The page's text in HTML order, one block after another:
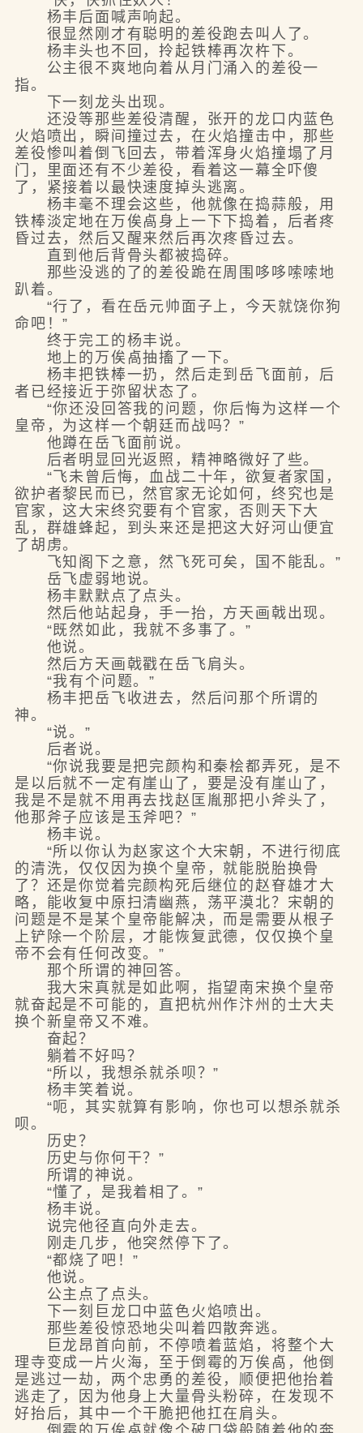
杨丰后面喊声响起。
很显然刚才有聪明的差役跑去叫人了。
杨丰头也不回，拎起铁棒再次杵下。
公主很不爽地向着从月门涌入的差役一
指。
下一刻龙头出现。
还没等那些差役清醒，张开的龙口内蓝色
火焰喷出，瞬间撞过去，在火焰撞击中，那些
差役惨叫着倒飞回去，带着浑身火焰撞塌了月
门，里面还有不少差役，看着这一幕全吓傻
了，紧接着以最快速度掉头逃离。
杨丰毫不理会这些，他就像在捣蒜般，用
铁棒淡定地在万俟卨身上一下下捣着，后者疼
昏过去，然后又醒来然后再次疼昏过去。
直到他后背骨头都被捣碎。
那些没逃的了的差役跪在周围哆哆嗦嗦地
趴着。
“行了，看在岳元帅面子上，今天就饶你狗
命吧！”
终于完工的杨丰说。
地上的万俟卨抽搐了一下。
杨丰把铁棒一扔，然后走到岳飞面前，后
者已经接近于弥留状态了。
“你还没回答我的问题，你后悔为这样一个
皇帝，为这样一个朝廷而战吗？”
他蹲在岳飞面前说。
后者明显回光返照，精神略微好了些。
“飞未曾后悔，血战二十年，欲复者家国，
欲护者黎民而已，然官家无论如何，终究也是
官家，这大宋终究要有个官家，否则天下大
乱，群雄蜂起，到头来还是把这大好河山便宜
了胡虏。
飞知阁下之意，然飞死可矣，国不能乱。”
岳飞虚弱地说。
杨丰默默点了点头。
然后他站起身，手一抬，方天画戟出现。
“既然如此，我就不多事了。”
他说。
然后方天画戟戳在岳飞肩头。
“我有个问题。”
杨丰把岳飞收进去，然后问那个所谓的
神。
“说。”
后者说。
“你说我要是把完颜构和秦桧都弄死，是不
是以后就不一定有崖山了，要是没有崖山了，
我是不是就不用再去找赵匡胤那把小斧头了，
他那斧子应该是玉斧吧？”
杨丰说。
“所以你认为赵家这个大宋朝，不进行彻底
的清洗，仅仅因为换个皇帝，就能脱胎换骨
了？还是你觉着完颜构死后继位的赵眘雄才大
略，能收复中原扫清幽燕，荡平漠北？宋朝的
问题是不是某个皇帝能解决，而是需要从根子
上铲除一个阶层，才能恢复武德，仅仅换个皇
帝不会有任何改变。”
那个所谓的神回答。
我大宋真就是如此啊，指望南宋换个皇帝
就奋起是不可能的，直把杭州作汴州的士大夫
换个新皇帝又不难。
奋起？
躺着不好吗？
“所以，我想杀就杀呗？”
杨丰笑着说。
“呃，其实就算有影响，你也可以想杀就杀
呗。
历史？
历史与你何干？”
所谓的神说。
“懂了，是我着相了。”
杨丰说。
说完他径直向外走去。
刚走几步，他突然停下了。
“都烧了吧！”
他说。
公主点了点头。
下一刻巨龙口中蓝色火焰喷出。
那些差役惊恐地尖叫着四散奔逃。
巨龙昂首向前，不停喷着蓝焰，将整个大
理寺变成一片火海，至于倒霉的万俟卨，他倒
是逃过一劫，两个忠勇的差役，顺便把他抬着
逃走了，因为他身上大量骨头粉碎，在发现不
好抬后，其中一个干脆把他扛在肩头。